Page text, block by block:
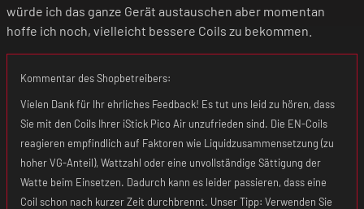
würde ich das ganze Gerät austauschen aber momentan
hoffe ich noch, vielleicht bessere Coils zu bekommen.
Kommentar des Shopbetreibers:
Vielen Dank für Ihr ehrliches Feedback! Es tut uns leid zu hören, dass
Sie mit den Coils Ihrer iStick Pico Air unzufrieden sind. Die EN-Coils
reagieren empfindlich auf Faktoren wie Liquidzusammensetzung (zu
hoher VG-Anteil), Wattzahl oder eine unvollständige Sättigung der
Watte beim Einsetzen. Dadurch kann es leider passieren, dass eine
Coil schon nach kurzer Zeit durchbrennt. Unser Tipp: Verwenden Sie